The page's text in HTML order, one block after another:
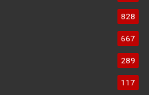
828
667
289
117